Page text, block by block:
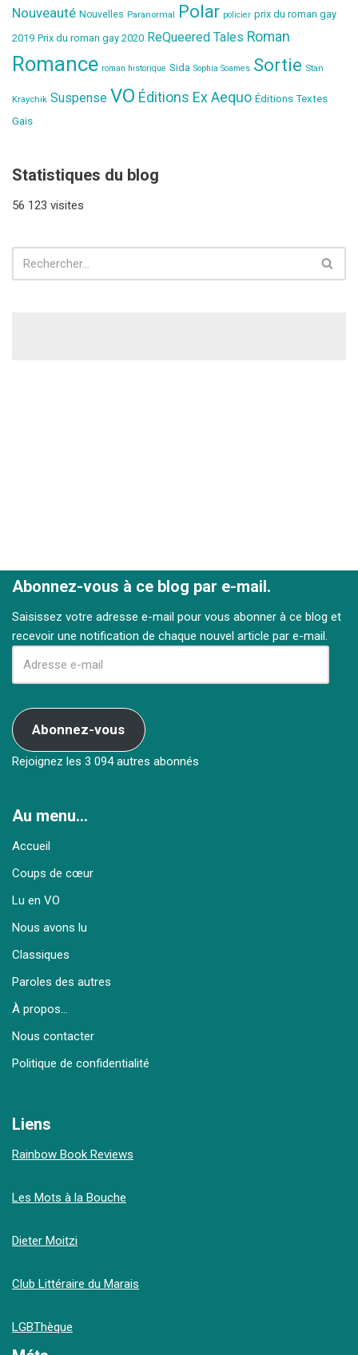
Nouveauté Nouvelles Paranormal Polar policier prix du roman gay
2019 Prix du roman gay 2020 ReQueered Tales Roman
Romance roman historique Sida Sophia Soames Sortie Stan
Kraychik Suspense VO Éditions Ex Aequo Éditions Textes
Gais
Statistiques du blog
56 123 visites
Abonnez-vous à ce blog par e-mail.
Saisissez votre adresse e-mail pour vous abonner à ce blog et
recevoir une notification de chaque nouvel article par e-mail.
Abonnez-vous
Rejoignez les 3 094 autres abonnés
Au menu…
Accueil
Coups de cœur
Lu en VO
Nous avons lu
Classiques
Paroles des autres
À propos…
Nous contacter
Politique de confidentialité
Liens
Rainbow Book Reviews
Les Mots à la Bouche
Dieter Moitzi
Club Littéraire du Marais
LGBThèque